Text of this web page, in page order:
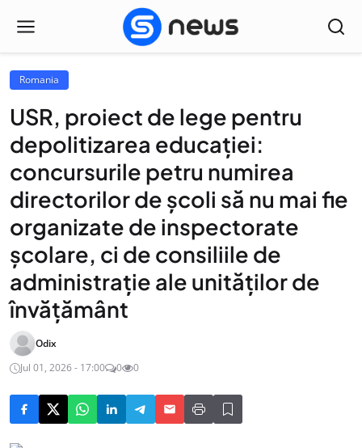
Romania
USR, proiect de lege pentru
depolitizarea educației:
concursurile petru numirea
directorilor de școli să nu mai fie
organizate de inspectorate
școlare, ci de consiliile de
administrație ale unităților de
învățământ
Odix
Jul 01, 2026 - 17:00
0 0